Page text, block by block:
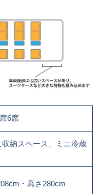
6席
納スペース、ミニ冷蔵
・高さ280cm